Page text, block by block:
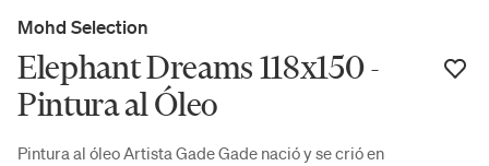
Mohd Selection
Elephant Dreams 118x150 -
Pintura al Óleo
Pintura al óleo Artista Gade Gade nació y se crió en